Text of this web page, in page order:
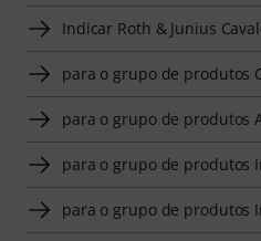
Indicar Roth & Junius
para o grupo de produtos
para o grupo de produtos
para o grupo de produtos
para o grupo de produtos